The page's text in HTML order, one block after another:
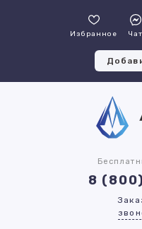
Избранное Чат
8